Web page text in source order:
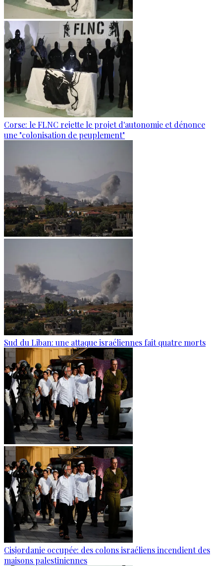
Corse: le FLNC rejette le projet d'autonomie et dénonce
une "colonisation de peuplement"
Sud du Liban: une attaque israéliennes fait quatre morts
Cisjordanie occupée: des colons israéliens incendient des
maisons palestiniennes